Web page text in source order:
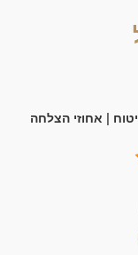
| אחוזי הצלחה